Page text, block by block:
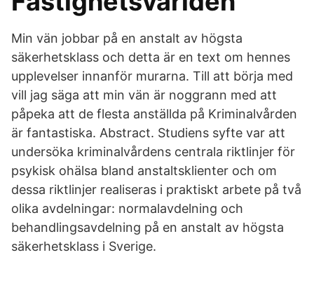
Min vän jobbar på en anstalt av högsta
säkerhetsklass och detta är en text om hennes
upplevelser innanför murarna. Till att börja med
vill jag säga att min vän är noggrann med att
påpeka att de flesta anställda på Kriminalvården
är fantastiska. Abstract. Studiens syfte var att
undersöka kriminalvårdens centrala riktlinjer för
psykisk ohälsa bland anstaltsklienter och om
dessa riktlinjer realiseras i praktiskt arbete på två
olika avdelningar: normalavdelning och
behandlingsavdelning på en anstalt av högsta
säkerhetsklass i Sverige.